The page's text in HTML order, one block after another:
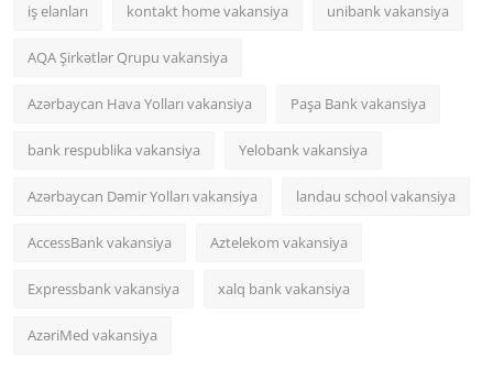
iş elanları kontakt home vakansiya unibank vakansiya
AQA Şirkətlər Qrupu vakansiya
Azərbaycan Hava Yolları vakansiya Paşa Bank vakansiya
bank respublika vakansiya Yelobank vakansiya
Azərbaycan Dəmir Yolları vakansiya landau school vakansiya
AccessBank vakansiya Aztelekom vakansiya
Expressbank vakansiya xalq bank vakansiya
AzəriMed vakansiya